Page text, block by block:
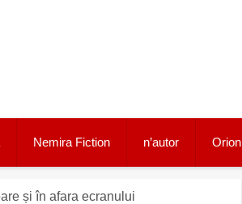
Nemira Fiction n’autor Orion
și în afara ecranului